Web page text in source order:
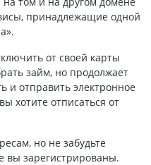
принадлежащие одной
от своей карты
займ, но продолжает
и отправить электронное
хотите отписаться от
но не забудьте
вы зарегистрированы.